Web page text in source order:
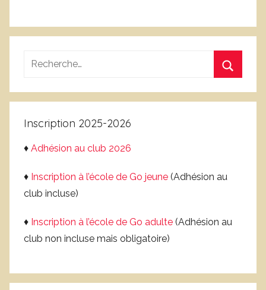
Recherche
:
Inscription 2025-2026
♦ Adhésion au club 2026
♦ Inscription à l’école de Go jeune (Adhésion au
club incluse)
♦ Inscription à l’école de Go adulte (Adhésion au
club non incluse mais obligatoire)